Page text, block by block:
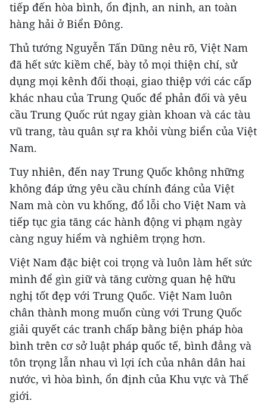
tiếp đến hòa bình, ổn định, an ninh, an toàn
hàng hải ở Biển Đông.
Thủ tướng Nguyễn Tấn Dũng nêu rõ, Việt Nam
đã hết sức kiềm chế, bày tỏ mọi thiện chí, sử
dụng mọi kênh đối thoại, giao thiệp với các cấp
khác nhau của Trung Quốc để phản đối và yêu
cầu Trung Quốc rút ngay giàn khoan và các tàu
vũ trang, tàu quân sự ra khỏi vùng biển của Việt
Nam.
Tuy nhiên, đến nay Trung Quốc không những
không đáp ứng yêu cầu chính đáng của Việt
Nam mà còn vu khống, đổ lỗi cho Việt Nam và
tiếp tục gia tăng các hành động vi phạm ngày
càng nguy hiểm và nghiêm trọng hơn.
Việt Nam đặc biệt coi trọng và luôn làm hết sức
mình để gìn giữ và tăng cường quan hệ hữu
nghị tốt đẹp với Trung Quốc. Việt Nam luôn
chân thành mong muốn cùng với Trung Quốc
giải quyết các tranh chấp bằng biện pháp hòa
bình trên cơ sở luật pháp quốc tế, bình đẳng và
tôn trọng lẫn nhau vì lợi ích của nhân dân hai
nước, vì hòa bình, ổn định của Khu vực và Thế
giới.